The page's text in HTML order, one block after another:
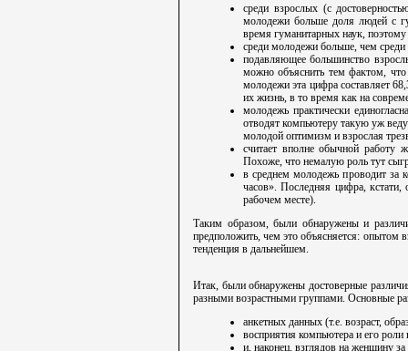
среди взрослых (с
молодежи больше доля людей с
время гуманитарных наук,
среди молодежи больше, чем
подавляющее большинство
можно объяснить тем фактом, что
молодежи эта цифра составляет
их жизнь, в то время как на
молодежь практически
отводят компьютеру такую уж
молодой оптимизм и взрослая
считает вполне обычной работу
Похоже, что немалую роль тут
в среднем молодежь проводит за
часов». Последняя цифра,
рабочем месте).
Таким образом, были обнаружены и
предположить, чем это объясняется:
тенденция в дальнейшем.
Итак, были обнаружены достоверные
разными возрастными группами. Основные
анкетных данных (т.е. возраст,
восприятия компьютера и его
и, наконец, взглядов на женщину